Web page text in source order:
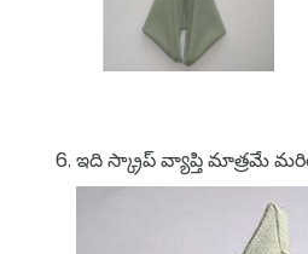
ఇది స్క్రాప్ వ్యాప్తి మాత్రమే